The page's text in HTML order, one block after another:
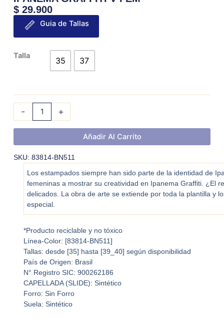
$29.900
Guia de Tallas
Talla 35 37
-
IPANEMA
cantidad
+
Añadir Al Carrito
SKU: 83814-BN511
Los estampados siempre han sido parte de la identidad de
femeninas a mostrar su creatividad en Ipanema Graffiti. ¿El
delicados. La obra de arte se extiende por toda la plantilla y
especial.
*Producto reciclable y no tóxico
Línea-Color: [83814-BN511]
Tallas: desde [35] hasta [39_40] según disponibilidad
País de Origen: Brasil
N° Registro SIC: 900262186
CAPELLADA (SLIDE): Sintético
Forro: Sin Forro
Suela: Sintético